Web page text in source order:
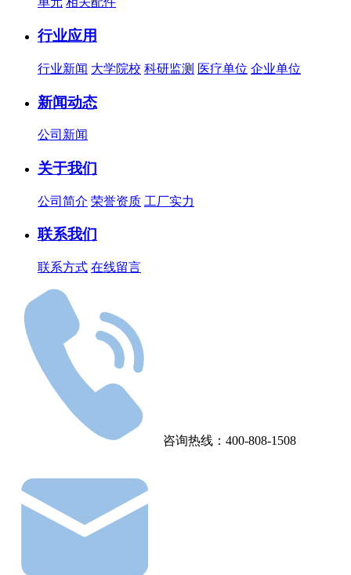
行业应用
行业新闻 大学院校 科研监测 医疗单位 企业单位
新闻动态
公司新闻
关于我们
公司简介 荣誉资质 工厂实力
联系我们
联系方式 在线留言
咨询热线：400-808-1508